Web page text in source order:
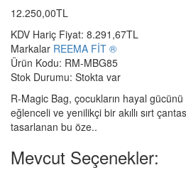
12.250,00TL
KDV Hariç Fiyat: 8.291,67TL
Markalar REEMA FİT ®️
Ürün Kodu: RM-MBG85
Stok Durumu: Stokta var
R-Magic Bag, çocukların hayal
eğlenceli ve yenilikçi bir akıllı sırt
tasarlanan bu öze..
Mevcut Seçenekler: